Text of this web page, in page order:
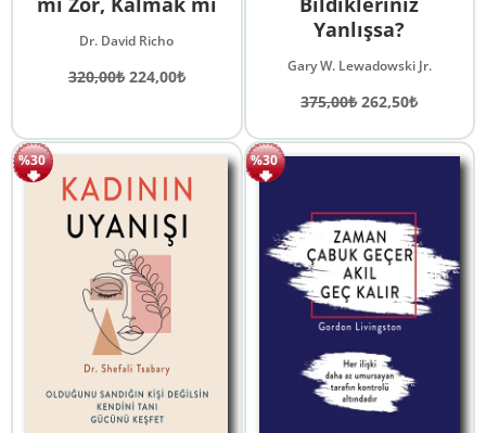
Dr. David Richo
320,00₺ Orijinal
224,00₺Şu
224,00₺.
Yanlışsa?
Gary W. Lewadowski Jr.
375,00₺Orijinal
375,00₺.
262,50₺Şu
fiyat:
%30 %30